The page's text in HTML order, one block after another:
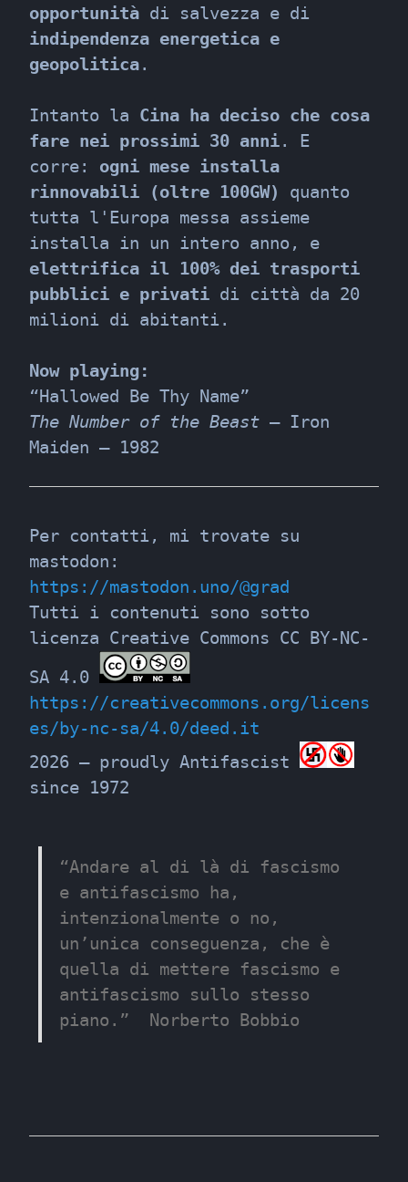
opportunità
indipendenza energetica e
geopolitica.
Intanto la Cina ha deciso che cosa
fare nei prossimi 30 anni. E
corre: ogni mese installa
rinnovabili (oltre 100GW)
quanto
tutta l'Europa messa assieme
elettrifica il 100% dei trasporti
pubblici e privati di città da 20
milioni di abitanti.
Now playing:
The Number of the Beast – Iron
Maiden – 1982
Per contatti, mi trovate su
https://mastodon.uno/@grad
Tutti i contenuti sono sotto
licenza Creative Commons CC BY-NC-
SA 4.0
https://creativecommons.org/licens
es/by-nc-sa/4.0/deed.it
2026 – proudly Antifascist
since 1972
“Andare al di là di fascismo
e antifascismo ha,
intenzionalmente o no,
un’unica conseguenza, che è
quella di mettere fascismo e
antifascismo sullo stesso
piano.”  Norberto Bobbio